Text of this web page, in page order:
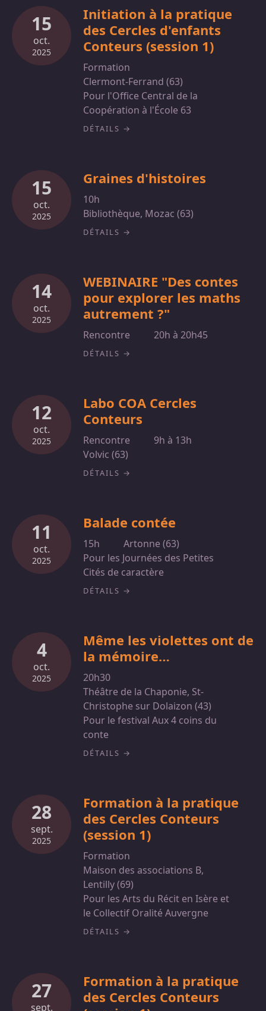
15
oct.
2025
Initiation à la pratique
des Cercles d'enfants
Conteurs (session 1)
Formation
Clermont-Ferrand (63)
Pour l'Office Central de la
Coopération à l'École 63
DÉTAILS
15
oct.
2025
Graines d'histoires
10h
Bibliothèque, Mozac (63)
DÉTAILS
14
oct.
2025
WEBINAIRE "Des contes
pour explorer les maths
autrement ?"
Rencontre 20h à 20h45
DÉTAILS
12
oct.
2025
Labo COA Cercles
Conteurs
Rencontre
9h à 13h
Volvic (63)
DÉTAILS
11
oct.
2025
Balade contée
15h
Artonne (63)
Pour les Journées des Petites
Cités de caractère
DÉTAILS
4
oct.
2025
Même les violettes ont de
la mémoire…
20h30
Théâtre de la Chaponie, St-
Christophe sur Dolaizon (43)
Pour le festival Aux 4 coins du
conte
DÉTAILS
28
sept.
2025
Formation à la pratique
des Cercles Conteurs
(session 1)
Formation
Maison des associations B,
Lentilly (69)
Pour les Arts du Récit en Isère et
le Collectif Oralité Auvergne
DÉTAILS
27
sept.
Formation à la pratique
des Cercles Conteurs